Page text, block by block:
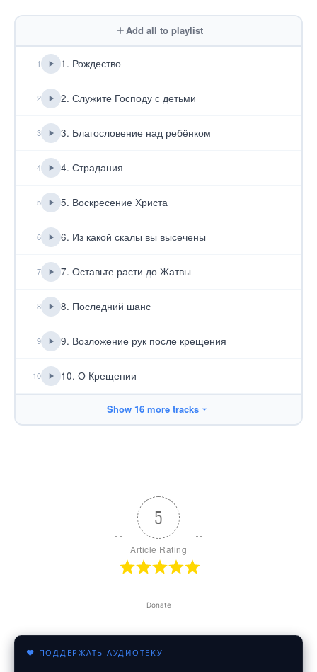
Add all to playlist
1 1. Рождество
2 2. Служите Господу с детьми
3 3. Благословение над ребёнком
4 4. Страдания
5 5. Воскресение Христа
6 6. Из какой скалы вы высечены
7 7. Оставьте расти до Жатвы
8 8. Последний шанс
9 9. Возложение рук после крещения
10 10. О Крещении
Show 16 more tracks
5
Article Rating
Donate
♥ ПОДДЕРЖАТЬ АУДИОТЕКУ